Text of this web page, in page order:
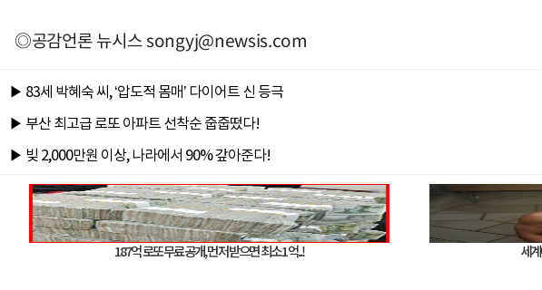
◎공감언론 뉴시스songyj@newsis.com